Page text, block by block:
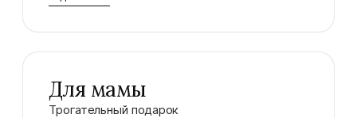
Для мамы
Трогательный подарок